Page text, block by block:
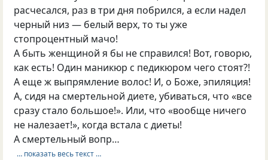
расчесался, раз в три дня побрился, а если надел
черный низ — белый верх, то ты уже
стопроцентный мачо!
А быть женщиной я бы не справился! Вот, говорю,
как есть! Один маникюр с педикюром чего стоят?!
А еще ж выпрямление волос! И, о Боже, эпиляция!
А, сидя на смертельной диете, убиваться, что «все
сразу стало большое!». Или, что «вообще ничего
не налезает!», когда встала с диеты!
А смертельный вопр…
… показать весь текст …